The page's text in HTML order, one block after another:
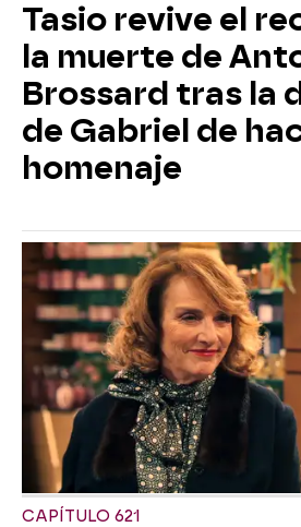
Tasio revive el
la muerte de
Brossard tras la
de Gabriel de
homenaje
CAPÍTULO 621